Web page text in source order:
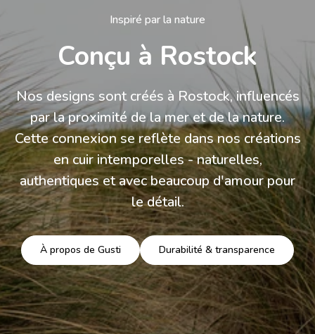
Inspiré par la nature
Conçu à Rostock
Nos designs sont créés à Rostock, influencés
par la proximité de la mer et de la nature.
Cette connexion se reflète dans nos créations
en cuir intemporelles - naturelles,
authentiques et avec beaucoup d'amour pour
le détail.
À propos de Gusti Durabilité & transparence